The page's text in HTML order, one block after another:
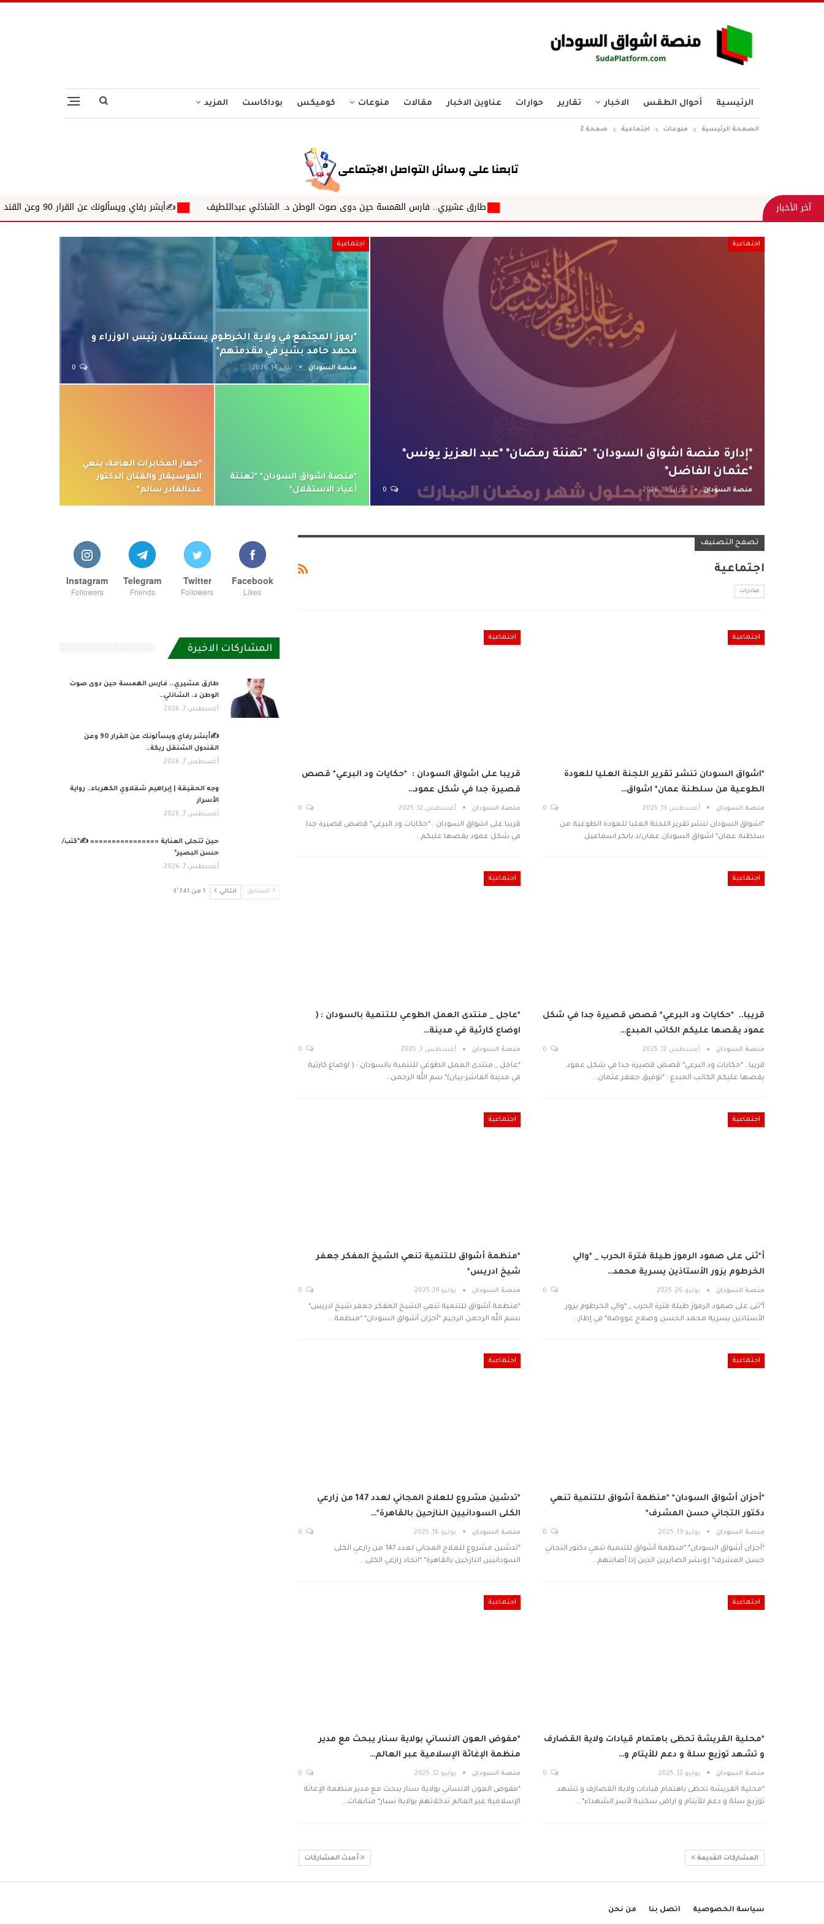
الرئيسية أحوال الطقس الاخبار تقارير حوارات عناوين الاخبار مقالات منوعات كوميكس بوداكاست المزيد
الصفحة الرئيسية منوعات اجتماعية صفحة 2
آخر الأخبار طارق عشيري.. فارس الهمسة حين دوى صوت الوطن د. الشاذلي عبداللطيف ✍️أبشر رفاي ويسألونك عن القرار 90 وعن القندول الشنقل ريكة المستكثرين
اجتماعية
*إدارة منصة اشواق السودان* *تهنئة رمضان* *عبد العزيز يـونس*
*عثمان الفاضل*
منصة السودان فبراير 18, 2026
اجتماعية
*رموز المجتمع في ولاية الخرطوم يستقبلون رئيس الوزراء و
محمد حامد بشير في مقدمتهم*
منصة السودان يناير 14, 2026
*منصة اشواق السودان* *تهنئة
أعياد الاستقلال*
*جهاز المخابرات العامة، ينعي
الموسيقار والفنان الدكتور
عبدالقادر سالم*
تصفح التصنيف
اجتماعية
مبادرات
اجتماعية
*اشواق السودان تنشر تقرير اللجنة العليا للعودة
الطوعية من سلطنة عمان* اشواق…
منصة السودان أغسطس 13, 2025
*اشواق السودان تنشر تقرير اللجنة العليا للعودة الطوعية من
سلطنة عمان* اشواق السودان عمان/د بابكر اسماعيل
اجتماعية
قريبا على اشواق السودان : *حكايات ود البرعي* قصص
قصيرة جدا في شكل عمود…
منصة السودان أغسطس 12, 2025
قريبا على اشواق السودان : *حكايات ود البرعي* قصص قصيرة جدا
في شكل عمود يقصها عليكم…
اجتماعية
قريبا.. *حكايات ود البرعي* قصص قصيرة جدا في شكل
عمود يقصها عليكم الكاتب المبدع…
منصة السودان أغسطس 12, 2025
قريبا.. *حكايات ود البرعي* قصص قصيرة جدا في شكل عمود
يقصها عليكم الكاتب المبدع : *توفيق جعفر عثمان…
اجتماعية
*عاجل _ منتدى العمل الطوعي للتنمية بالسودان : (
اوضاع كارثية في مدينة…
منصة السودان أغسطس 3, 2025
*عاجل _ منتدى العمل الطوعي للتنمية بالسودان : ( اوضاع كارثية
في مدينة الفاشر-بيان)* سم الله الرحمن…
اجتماعية
أ*ثنى على صمود الرموز طيلة فترة الحرب _ *والي
الخرطوم يزور الأستاذين يسرية محمد…
منصة السودان يوليو 26, 2025
أ*ثنى على صمود الرموز طيلة فترة الحرب _ *والي الخرطوم يزور
الأستاذين يسرية محمد الحسن وصلاح عووضة* في إطار…
اجتماعية
*منظمة أشواق للتنمية تنعي الشيخ المفكر جعفر
شيخ ادريس*
منصة السودان يوليو 19, 2025
*منظمة أشواق للتنمية تنعي الشيخ المفكر جعفر شيخ ادريس*
بسم الله الرحمن الرحيم *أحزان أشواق السودان* *منظمة…
اجتماعية
*أحزان أشواق السودان* *منظمة أشواق للتنمية تنعي
دكتور التجاني حسن المشرف*
منصة السودان يوليو 19, 2025
*أحزان أشواق السودان* *منظمة أشواق للتنمية تنعي دكتور التجاني
حسن المشرف* (وبشر الصابرين الذين إذا أصابتهم…
اجتماعية
*تدشين مشروع للعلاج المجاني لعدد 147 من زارعي
الكلى السودانيين النازحين بالقاهرة*…
منصة السودان يوليو 16, 2025
*تدشين مشروع للعلاج المجاني لعدد 147 من زارعي الكلى
السودانيين النازحين بالقاهرة* *اتحاد زارعي الكلى…
اجتماعية
*محلية القريشة تحظى باهتمام قيادات ولاية القضارف
و تشهد توزيع سلة و دعم للأيتام و…
منصة السودان يوليو 12, 2025
*محلية القريشة تحظى باهتمام قيادات ولاية القضارف و تشهد
توزيع سلة و دعم للأيتام و اراض سكنية لأسر الشهداء*…
اجتماعية
*مفوض العون الانساني بولاية سنار يبحث مع مدير
منظمة الإغاثة الإسلامية عبر العالم…
منصة السودان يوليو 12, 2025
*مفوض العون الانساني بولاية سنار يبحث مع مدير منظمة الإغاثة
الإسلامية عبر العالم تدخلاتهم بولاية سنار* متابعات…
المشاركات القديمة أحدث المشاركات
Facebook
Likes
Twitter
Followers
Telegram
Friends
Instagram
Followers
المشاركات الاخيرة
طارق عشيري.. فارس الهمسة حين دوى صوت
الوطن د. الشاذلي…
أغسطس 7, 2026
✍️أبشر رفاي ويسألونك عن القرار 90 وعن
القندول الشنقل ريكة…
أغسطس 7, 2026
وجه الحقيقة | إبراهيم شقلاوي الكهرباء… رواية
الأسرار
أغسطس 7, 2026
حين تتجلى العناية ================ ✍️*كتب/
حسن البصير*
أغسطس 7, 2026
السابق التالي 1 من 3٬741
سياسة الخصوصية اتصل بنا من نحن